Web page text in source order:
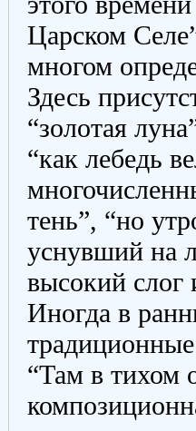
Царском
многом
Здесь
“золотая
“как лебедь
тень”, “но
уснувший на
высокий слог
Иногда в
“Там в тихом